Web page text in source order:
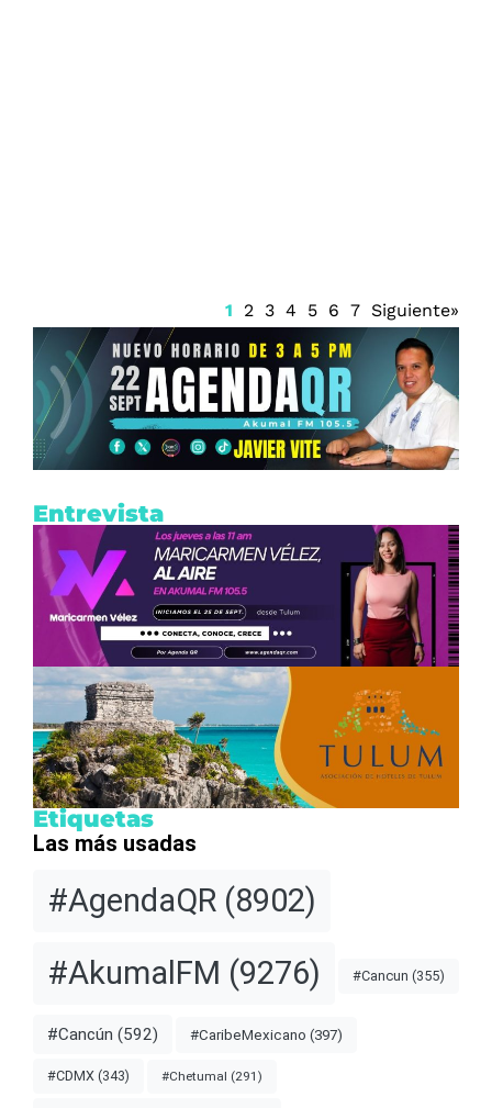
1 2 3 4 5 6 7 Siguiente»
Entrevista
Etiquetas
Las más usadas
#AgendaQR (8902)
#AkumalFM (9276) #Cancun (355)
#Cancún (592) #CaribeMexicano (397)
#CDMX (343) #Chetumal (291)